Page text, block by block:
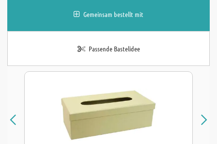
Gemeinsam bestellt mit
Passende Bastelidee